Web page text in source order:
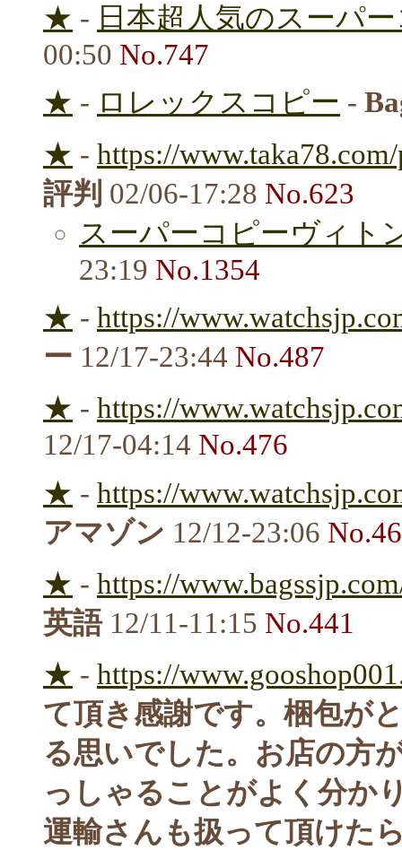
★ - 日本超人気のスーパ
00:50 No.747
★ - ロレックスコピー -
★ - https://
評判 02/06-17:28 No.623
スーパーコピーヴィト
23:19 No.1354
★ - https://
ー 12/17-23:44 No.487
★ - https://
12/17-04:14 No.476
★ - https://
アマゾン 12/12-23:06
★ - https://
英語12/11-11:15 No.441
★ - https://
て頂き感謝です。梱包が
る思いでした。お店の方
っしゃることがよく分か
運輸さんも扱って頂けた